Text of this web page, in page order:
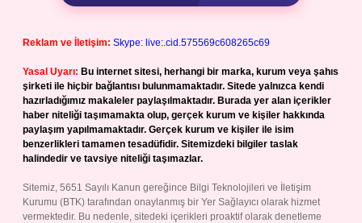
Reklam ve İletişim: Skype: live:.cid.575569c608265c69
Yasal Uyarı: Bu internet sitesi, herhangi bir marka, kurum veya şahıs
şirketi ile hiçbir bağlantısı bulunmamaktadır. Sitede yalnızca kendi
hazırladığımız makaleler paylaşılmaktadır. Burada yer alan içerikler
haber niteliği taşımamakta olup, gerçek kurum ve kişiler hakkında
paylaşım yapılmamaktadır. Gerçek kurum ve kişiler ile isim
benzerlikleri tamamen tesadüfidir. Sitemizdeki bilgiler taslak
halindedir ve tavsiye niteliği taşımazlar.
Sitemiz, 5651 Sayılı Kanun gereğince Bilgi Teknolojileri ve İletişim
Kurumu (BTK) tarafından onaylanmış bir Yer Sağlayıcı olarak hizmet
vermektedir. Bu nedenle, sitedeki içerikleri proaktif olarak denetleme